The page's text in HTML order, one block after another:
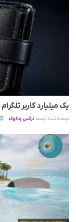
یک میلیارد کاربر
نوشته شده توسط نرگس چالوک